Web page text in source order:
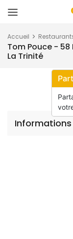
Accueil
Tom Pouce -
La Trinité
Informations